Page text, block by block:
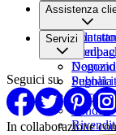
Chi
Lavora
Sala
Assistenza
Contatto
Segnala
Servizi
Negozio
Marche
Vendi
Seguici su
In collaborazione con